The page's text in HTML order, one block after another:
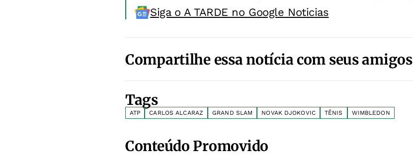
Siga o A TARDE no Google Noticias
Compartilhe essa notícia com seus amigos
Tags
ATP CARLOS ALCARAZ GRAND SLAM NOVAK DJOKOVIC TÊNIS WIMBLEDON